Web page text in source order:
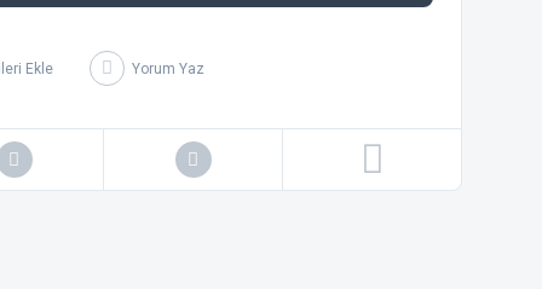
Yorum Yaz